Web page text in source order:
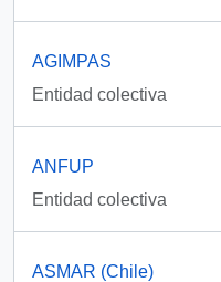
AGIMPAS
Entidad colectiva
ANFUP
Entidad colectiva
ASMAR (Chile)